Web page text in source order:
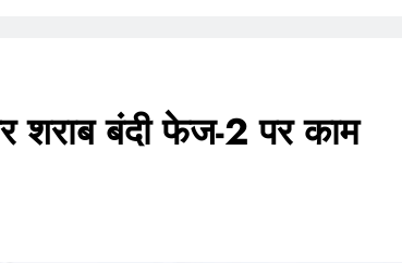
शराब बंदी फेज-2 पर काम